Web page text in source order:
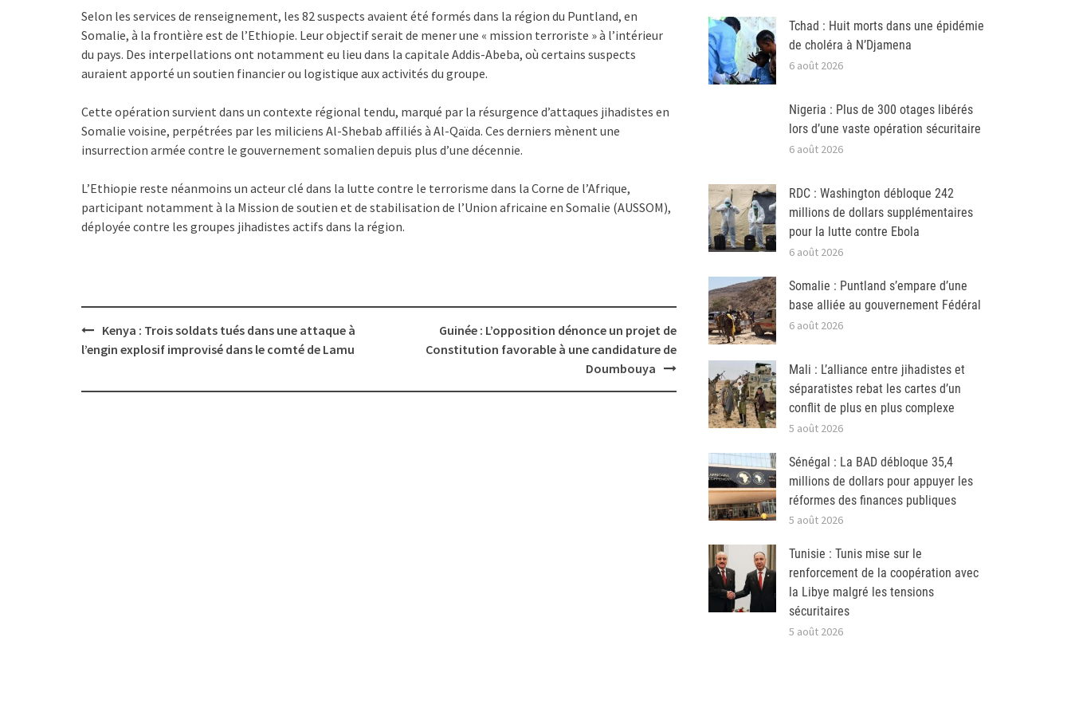
Selon les services de renseignement, les 82 suspects avaient été formés dans la région du Puntland, en
Somalie, à la frontière est de l’Ethiopie. Leur objectif serait de mener une « mission terroriste » à l’intérieur
du pays. Des interpellations ont notamment eu lieu dans la capitale Addis-Abeba, où certains suspects
auraient apporté un soutien financier ou logistique aux activités du groupe.
Cette opération survient dans un contexte régional tendu, marqué par la résurgence d’attaques jihadistes en
Somalie voisine, perpétrées par les miliciens Al-Shebab affiliés à Al-Qaïda. Ces derniers mènent une
insurrection armée contre le gouvernement somalien depuis plus d’une décennie.
L’Ethiopie reste néanmoins un acteur clé dans la lutte contre le terrorisme dans la Corne de l’Afrique,
participant notamment à la Mission de soutien et de stabilisation de l’Union africaine en Somalie (AUSSOM),
déployée contre les groupes jihadistes actifs dans la région.
Post
navigation
Kenya : Trois soldats tués dans une attaque à
l’engin explosif improvisé dans le comté de Lamu
Guinée : L’opposition dénonce un projet de
Constitution favorable à une candidature de
Doumbouya
Tchad : Huit morts dans une épidémie
de choléra à N’Djamena
6 août 2026
Nigeria : Plus de 300 otages libérés
lors d’une vaste opération sécuritaire
6 août 2026
RDC : Washington débloque 242
millions de dollars supplémentaires
pour la lutte contre Ebola
6 août 2026
Somalie : Puntland s’empare d’une
base alliée au gouvernement Fédéral
6 août 2026
Mali : L’alliance entre jihadistes et
séparatistes rebat les cartes d’un
conflit de plus en plus complexe
5 août 2026
Sénégal : La BAD débloque 35,4
millions de dollars pour appuyer les
réformes des finances publiques
5 août 2026
Tunisie : Tunis mise sur le
renforcement de la coopération avec
la Libye malgré les tensions
sécuritaires
5 août 2026